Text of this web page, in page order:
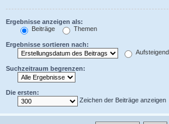
Ergebnisse anzeigen als:
Beiträge
Themen
Ergebnisse sortieren nach:
Aufsteigend
Suchzeitraum begrenzen:
Die ersten:
Zeichen der Beiträge anzeigen